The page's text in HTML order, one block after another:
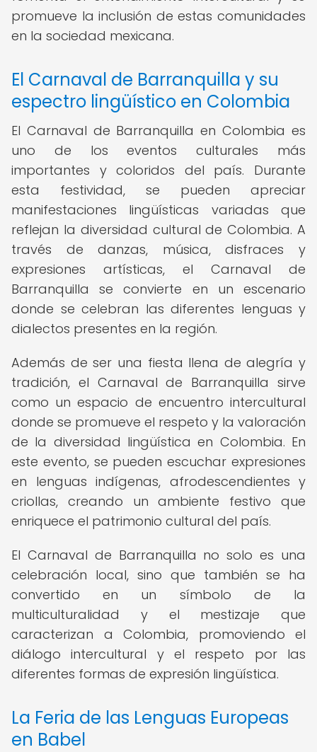
promueve la inclusión de estas comunidades
en la sociedad mexicana.
El Carnaval de Barranquilla y su
espectro lingüístico en Colombia
El Carnaval de Barranquilla en Colombia es
uno de los eventos culturales más
importantes y coloridos del país. Durante
esta festividad, se pueden apreciar
manifestaciones lingüísticas variadas que
reflejan la diversidad cultural de Colombia. A
través de danzas, música, disfraces y
expresiones artísticas, el Carnaval de
Barranquilla se convierte en un escenario
donde se celebran las diferentes lenguas y
dialectos presentes en la región.
Además de ser una fiesta llena de alegría y
tradición, el Carnaval de Barranquilla sirve
como un espacio de encuentro intercultural
donde se promueve el respeto y la valoración
de la diversidad lingüística en Colombia. En
este evento, se pueden escuchar expresiones
en lenguas indígenas, afrodescendientes y
criollas, creando un ambiente festivo que
enriquece el patrimonio cultural del país.
El Carnaval de Barranquilla no solo es una
celebración local, sino que también se ha
convertido en un símbolo de la
multiculturalidad y el mestizaje que
caracterizan a Colombia, promoviendo el
diálogo intercultural y el respeto por las
diferentes formas de expresión lingüística.
La Feria de las Lenguas Europeas
en Babel